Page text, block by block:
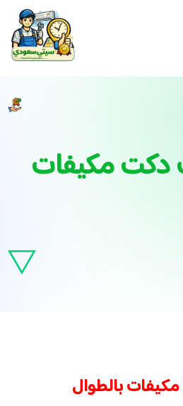
دكت مكيفات
بالطوال